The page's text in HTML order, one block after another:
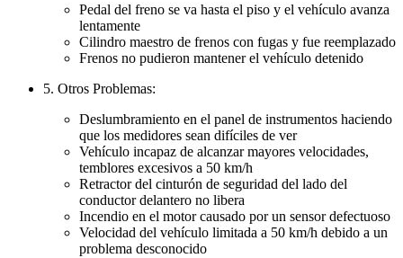
Pedal del freno se va hasta el piso y el vehículo avanza
lentamente
Cilindro maestro de frenos con fugas y fue reemplazado
Frenos no pudieron mantener el vehículo detenido
5. Otros Problemas:
Deslumbramiento en el panel de instrumentos haciendo
que los medidores sean difíciles de ver
Vehículo incapaz de alcanzar mayores velocidades,
temblores excesivos a 50 km/h
Retractor del cinturón de seguridad del lado del
conductor delantero no libera
Incendio en el motor causado por un sensor defectuoso
Velocidad del vehículo limitada a 50 km/h debido a un
problema desconocido